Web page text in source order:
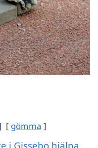
gömma
i Gissebo hjälpa